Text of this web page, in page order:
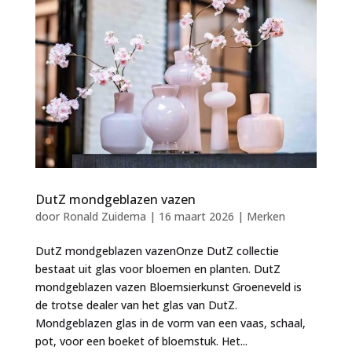
DutZ mondgeblazen vazen
door Ronald Zuidema | 16 maart 2026 | Merken
DutZ mondgeblazen vazenOnze DutZ collectie
bestaat uit glas voor bloemen en planten. DutZ
mondgeblazen vazen Bloemsierkunst Groeneveld is
de trotse dealer van het glas van DutZ.
Mondgeblazen glas in de vorm van een vaas, schaal,
pot, voor een boeket of bloemstuk. Het...